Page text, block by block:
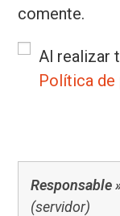
comente.
Al realizar
Política de
Responsable
(servidor)